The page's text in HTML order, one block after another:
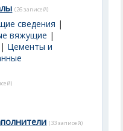
(26 записей)
сведения |
вяжущие |
| Цементы и
(33 записей)